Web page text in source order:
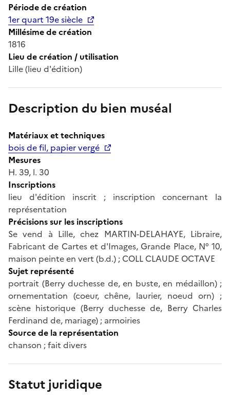
Période de création
1er quart 19e siècle
Millésime de création
1816
Lieu de création / utilisation
Lille (lieu d'édition)
Description du bien muséal
Matériaux et techniques
bois de fil, papier vergé
Mesures
H. 39, l. 30
Inscriptions
lieu d'édition inscrit ; inscription concernant la
représentation
Précisions sur les inscriptions
Se vend à Lille, chez MARTIN-DELAHAYE, Libraire,
Fabricant de Cartes et d'Images, Grande Place, N° 10,
maison peinte en vert (b.d.) ; COLL CLAUDE OCTAVE
Sujet représenté
portrait (Berry duchesse de, en buste, en médaillon) ;
ornementation (coeur, chêne, laurier, noeud orn) ;
scène historique (Berry duchesse de, Berry Charles
Ferdinand de, mariage) ; armoiries
Source de la représentation
chanson ; fait divers
Statut juridique